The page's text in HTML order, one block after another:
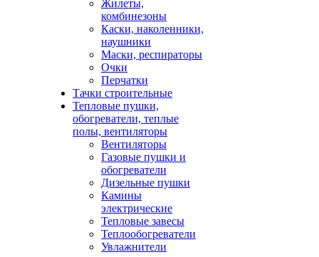
Жилеты,
комбинезоны
Каски, наколенники,
наушники
Маски, респираторы
Очки
Перчатки
Тачки строительные
Тепловые пушки,
обогреватели, теплые
полы, вентиляторы
Вентиляторы
Газовые пушки и
обогреватели
Дизельные пушки
Камины
электрические
Тепловые завесы
Теплообогреватели
Увлажнители